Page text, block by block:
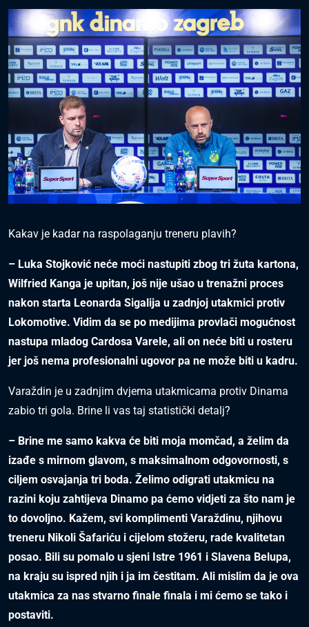
Kakav je kadar na raspolaganju treneru plavih?
– Luka Stojković neće moći nastupiti zbog tri žuta kartona,
Wilfried Kanga je upitan, još nije ušao u trenažni proces
nakon starta Leonarda Sigalija u zadnjoj utakmici protiv
Lokomotive. Vidim da se po medijima provlači mogućnost
nastupa mladog Cardosa Varele, ali on neće biti u rosteru
jer još nema profesionalni ugovor pa ne može biti u kadru.
Varaždin je u zadnjim dvjema utakmicama protiv Dinama
zabio tri gola. Brine li vas taj statistički detalj?
– Brine me samo kakva će biti moja momčad, a želim da
izađe s mirnom glavom, s maksimalnom odgovornosti, s
ciljem osvajanja tri boda. Želimo odigrati utakmicu na
razini koju zahtijeva Dinamo pa ćemo vidjeti za što nam je
to dovoljno. Kažem, svi komplimenti Varaždinu, njihovu
treneru Nikoli Šafariću i cijelom stožeru, rade kvalitetan
posao. Bili su pomalo u sjeni Istre 1961 i Slavena Belupa,
na kraju su ispred njih i ja im čestitam. Ali mislim da je ova
utakmica za nas stvarno finale finala i mi ćemo se tako i
postaviti.